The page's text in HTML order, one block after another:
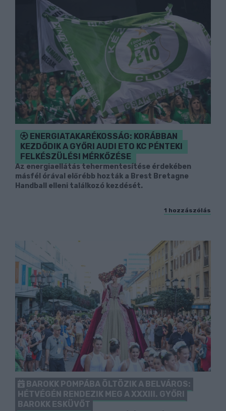
ENERGIATAKARÉKOSSÁG: KORÁBBAN
KEZDŐDIK A GYŐRI AUDI ETO KC PÉNTEKI
FELKÉSZÜLÉSI MÉRKŐZÉSE
Az energiaellátás tehermentesítése érdekében
másfél órával előrébb hozták a Brest Bretagne
Handball elleni találkozó kezdését.
1 hozzászólás
BAROKK POMPÁBA ÖLTÖZIK A BELVÁROS:
HÉTVÉGÉN RENDEZIK MEG A XXXIII. GYŐRI
BAROKK ESKÜVŐT